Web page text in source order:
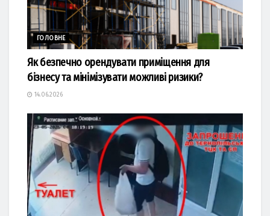
ГОЛОВНЕ
Як безпечно орендувати приміщення для
бізнесу та мінімізувати можливі ризики?
14.06.2026